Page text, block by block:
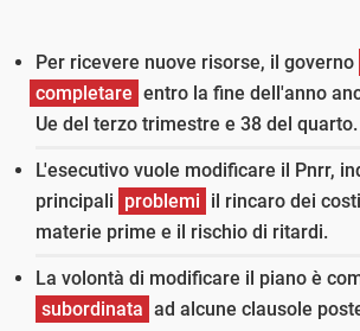
Per ricevere nuove risorse, il governo
completare entro la fine dell'anno
Ue del terzo trimestre e 38 del quarto.
L'esecutivo vuole modificare il Pnrr,
principali problemi il rincaro dei
materie prime e il rischio di ritardi.
La volontà di modificare il piano è
subordinata ad alcune clausole